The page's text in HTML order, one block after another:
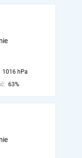
1016 hPa
63%